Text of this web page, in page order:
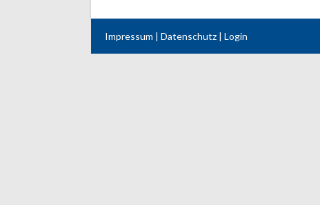
Impressum | Datenschutz | Login